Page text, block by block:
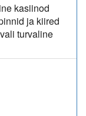
kasiinod
ja kiired
turvaline